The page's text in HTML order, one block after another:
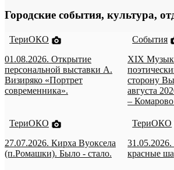
Городские события, культура,
ТериОКО
01.08.2026. Открытие
персональной выставки А.
Визиряко «Портрет
современника».
События
XIX
сторону
августа
–
ТериОКО
27.07.2026. Кирха Вуоксела
(п.Ромашки). Было - стало.
ТериОКО
красные